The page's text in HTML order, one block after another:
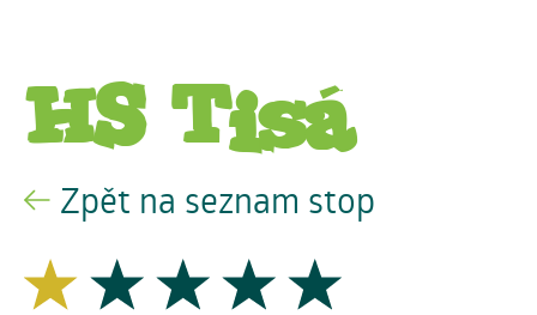
HS Tisá
Zpět na seznam stop